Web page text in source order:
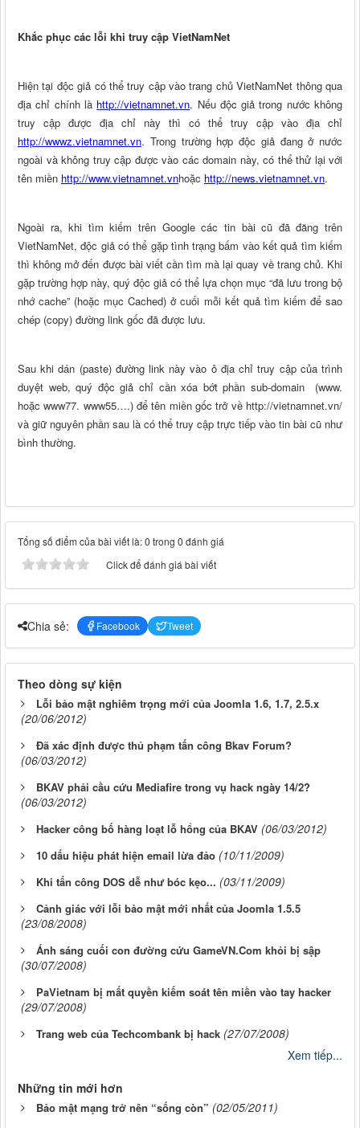
Khắc phục các lỗi khi truy cập VietNamNet
Hiện tại độc giả có thể truy cập vào trang chủ VietNamNet thông qua
địa chỉ chính là http://vietnamnet.vn. Nếu độc giả trong nước không
truy cập được địa chỉ này thì có thể truy cập vào địa chỉ
http://wwwz.vietnamnet.vn. Trong trường hợp độc giả đang ở nước
ngoài và không truy cập được vào các domain này, có thể thử lại với
tên miền http://www.vietnamnet.vnhoặc http://news.vietnamnet.vn.
Ngoài ra, khi tìm kiếm trên Google các tin bài cũ đã đăng trên
VietNamNet, độc giả có thể gặp tình trạng bấm vào kết quả tìm kiếm
thì không mở đến được bài viết cần tìm mà lại quay về trang chủ. Khi
gặp trường hợp này, quý độc giả có thể lựa chọn mục “đã lưu trong bộ
nhớ cache” (hoặc mục Cached) ở cuối mỗi kết quả tìm kiếm để sao
chép (copy) đường link gốc đã được lưu.
Sau khi dán (paste) đường link này vào ô địa chỉ truy cập của trình
duyệt web, quý độc giả chỉ cần xóa bớt phần sub-domain (www.
hoặc www77. www55….) để tên miền gốc trở về http://vietnamnet.vn/
và giữ nguyên phần sau là có thể truy cập trực tiếp vào tin bài cũ như
bình thường.
Tổng số điểm của bài viết là: 0 trong 0 đánh giá
Click để đánh giá bài viết
Chia sẻ: Facebook Tweet
Theo dòng sự kiện
Lỗi bảo mật nghiêm trọng mới của Joomla 1.6, 1.7, 2.5.x
(20/06/2012)
Đã xác định được thủ phạm tấn công Bkav Forum?
(06/03/2012)
BKAV phải cầu cứu Mediafire trong vụ hack ngày 14/2?
(06/03/2012)
Hacker công bố hàng loạt lỗ hổng của BKAV (06/03/2012)
10 dấu hiệu phát hiện email lừa đảo (10/11/2009)
Khi tấn công DOS dễ như bóc kẹo... (03/11/2009)
Cảnh giác với lỗi bảo mật mới nhất của Joomla 1.5.5
(23/08/2008)
Ánh sáng cuối con đường cứu GameVN.Com khỏi bị sập
(30/07/2008)
PaVietnam bị mất quyền kiếm soát tên miền vào tay hacker
(29/07/2008)
Trang web của Techcombank bị hack (27/07/2008)
Xem tiếp...
Những tin mới hơn
Bảo mật mạng trở nên “sống còn” (02/05/2011)